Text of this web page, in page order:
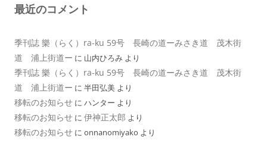
最近のコメント
季刊誌 樂（らく）ra-ku 59号 長崎の道ーみさき道 茂木街
道 浦上街道ー に 山内ひろみ より
季刊誌 樂（らく）ra-ku 59号 長崎の道ーみさき道 茂木街
道 浦上街道ー に 半田弘美 より
移転のお知らせ に ハンター より
移転のお知らせ に 伊神正太郎 より
移転のお知らせ に onnanomiyako より